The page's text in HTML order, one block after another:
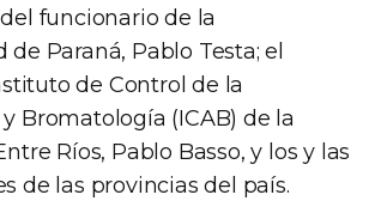
funcionario de la
Paraná, Pablo Testa; el
de Control de la
Bromatología (ICAB) de la
Ríos, Pablo Basso, y los y las
de las provincias del país.